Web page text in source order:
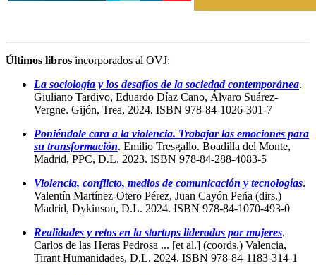
Últimos libros incorporados al OVJ:
La sociología y los desafíos de la sociedad contemporánea.
Giuliano Tardivo, Eduardo Díaz Cano, Álvaro Suárez-
Vergne. Gijón, Trea, 2024. ISBN 978-84-1026-301-7
Poniéndole cara a la violencia. Trabajar las emociones para
su transformación. Emilio Tresgallo. Boadilla del Monte,
Madrid, PPC, D.L. 2023. ISBN 978-84-288-4083-5
Violencia, conflicto, medios de comunicación y tecnologías.
Valentín Martínez-Otero Pérez, Juan Cayón Peña (dirs.)
Madrid, Dykinson, D.L. 2024. ISBN 978-84-1070-493-0
Realidades y retos en la startups lideradas por mujeres.
Carlos de las Heras Pedrosa ... [et al.] (coords.) Valencia,
Tirant Humanidades, D.L. 2024. ISBN 978-84-1183-314-1